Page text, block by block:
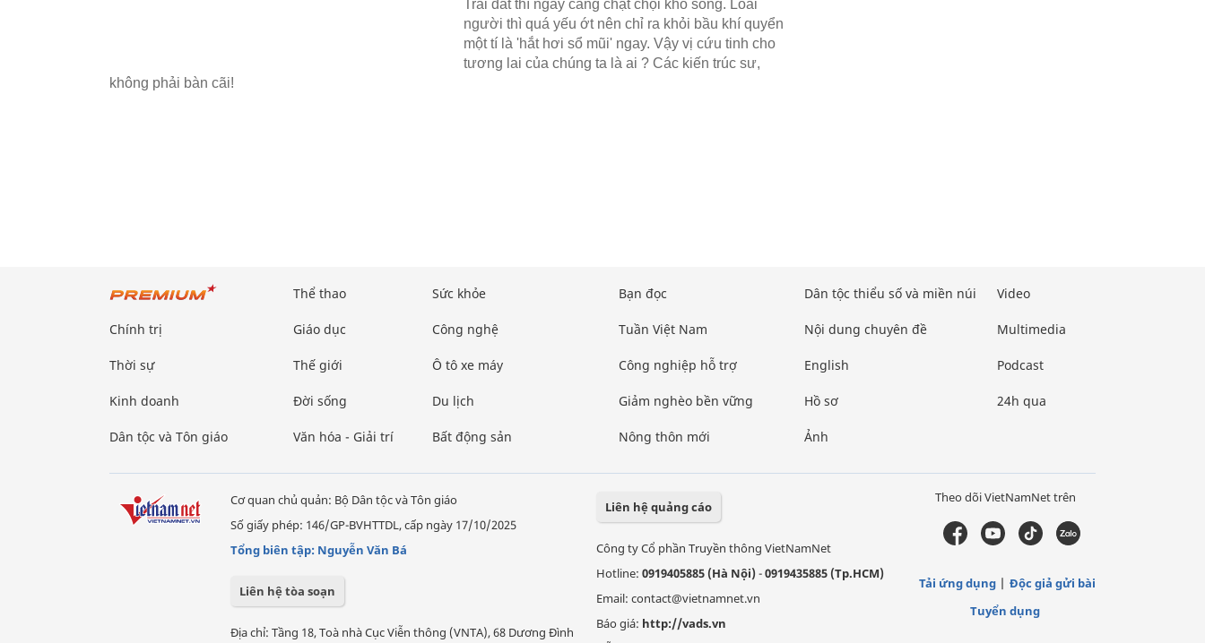
Trái đất thì ngày càng chật chội khó sống. Loài
người thì quá yếu ớt nên chỉ ra khỏi bầu khí quyển
một tí là 'hắt hơi sổ mũi' ngay. Vậy vị cứu tinh cho
tương lai của chúng ta là ai ? Các kiến trúc sư,
không phải bàn cãi!
Chính trị
Thời sự
Kinh doanh
Dân tộc và Tôn giáo
Thể thao
Giáo dục
Thế giới
Đời sống
Văn hóa - Giải trí
Sức khỏe
Công nghệ
Ô tô xe máy
Du lịch
Bất động sản
Bạn đọc
Tuần Việt Nam
Công nghiệp hỗ trợ
Giảm nghèo bền vững
Nông thôn mới
Dân tộc thiểu số và miền núi
Nội dung chuyên đề
English
Hồ sơ
Ảnh
Video
Multimedia
Podcast
24h qua
Cơ quan chủ quản: Bộ Dân tộc và Tôn giáo
Số giấy phép: 146/GP-BVHTTDL, cấp ngày 17/10/2025
Tổng biên tập: Nguyễn Văn Bá
Liên hệ tòa soạn
Địa chỉ: Tầng 18, Toà nhà Cục Viễn thông (VNTA), 68 Dương Đình
Liên hệ quảng cáo
Công ty Cổ phần Truyền thông VietNamNet
Hotline: 0919405885 (Hà Nội)-0919435885 (Tp.HCM)
Email: contact@vietnamnet.vn
Báo giá: http://vads.vn
Theo dõi VietNamNet trên
Tải ứng dụng
Độc giả gửi bài
Tuyển dụng